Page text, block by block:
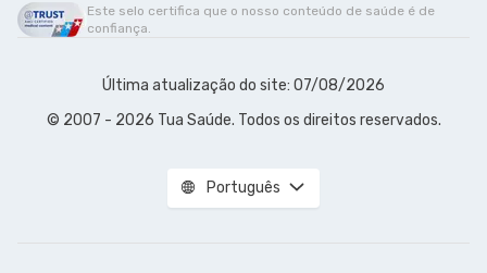
Este selo certifica que o nosso conteúdo de saúde é de
confiança.
Última atualização do site: 07/08/2026
© 2007 - 2026 Tua Saúde. Todos os direitos reservados.
Português